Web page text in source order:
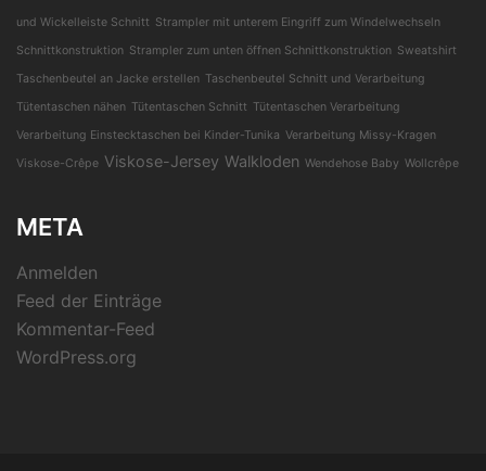
und Wickelleiste Schnitt Strampler mit unterem Eingriff zum Windelwechseln
Schnittkonstruktion Strampler zum unten öffnen Schnittkonstruktion Sweatshirt
Taschenbeutel an Jacke erstellen Taschenbeutel Schnitt und Verarbeitung
Tütentaschen nähen Tütentaschen Schnitt Tütentaschen Verarbeitung
Verarbeitung Einstecktaschen bei Kinder-Tunika Verarbeitung Missy-Kragen
Viskose-Crêpe Viskose-Jersey Walkloden Wendehose Baby Wollcrêpe
META
Anmelden
Feed der Einträge
Kommentar-Feed
WordPress.org